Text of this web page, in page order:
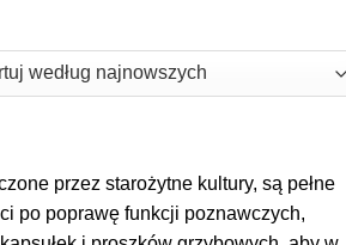
przez starożytne kultury, są pełne
po poprawę funkcji poznawczych,